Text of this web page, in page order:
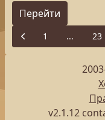
Перейти
Previous
1 ... 23
v2.1.12